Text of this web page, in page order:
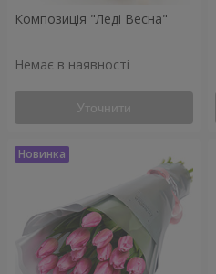
Композиція "Леді Весна"
Немає в наявності
Уточнити